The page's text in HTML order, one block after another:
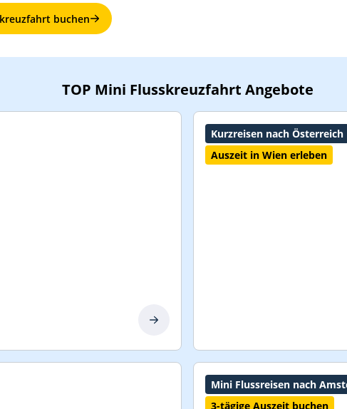
buchen
TOP Mini Flusskreuzfahrt Angebote
Kurzreisen nach Österreich
Auszeit in Wien erleben
Mini Flussreisen nach
3-tägige Auszeit buchen